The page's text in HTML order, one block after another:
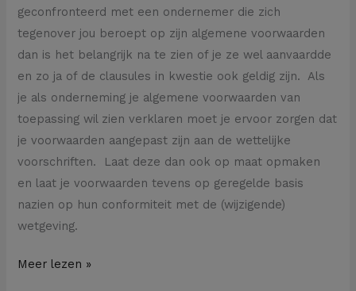
geconfronteerd met een ondernemer die zich
tegenover jou beroept op zijn algemene voorwaarden
dan is het belangrijk na te zien of je ze wel aanvaardde
en zo ja of de clausules in kwestie ook geldig zijn. Als
je als onderneming je algemene voorwaarden van
toepassing wil zien verklaren moet je ervoor zorgen dat
je voorwaarden aangepast zijn aan de wettelijke
voorschriften. Laat deze dan ook op maat opmaken
en laat je voorwaarden tevens op geregelde basis
nazien op hun conformiteit met de (wijzigende)
wetgeving.
Meer lezen »